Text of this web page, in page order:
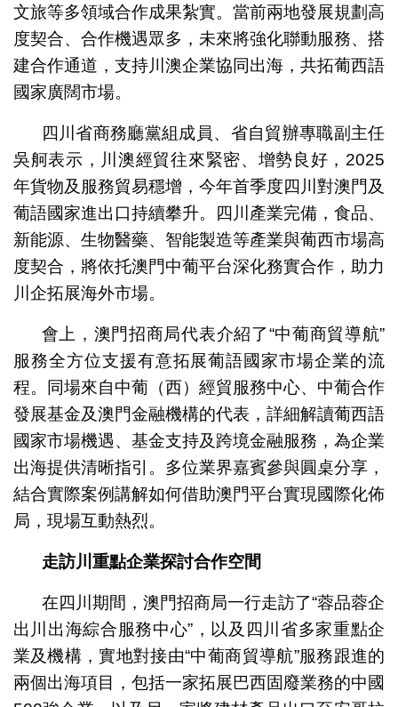
文旅等多領域合作成果紮實。當前兩地發展規劃高
度契合、合作機遇眾多，未來將強化聯動服務、搭
建合作通道，支持川澳企業協同出海，共拓葡西語
國家廣闊市場。
四川省商務廳黨組成員、省自貿辦專職副主任
吳舸表示，川澳經貿往來緊密、增勢良好，2025
年貨物及服務貿易穩增，今年首季度四川對澳門及
葡語國家進出口持續攀升。四川產業完備，食品、
新能源、生物醫藥、智能製造等產業與葡西市場高
度契合，將依托澳門中葡平台深化務實合作，助力
川企拓展海外市場。
會上，澳門招商局代表介紹了“中葡商貿導航”
服務全方位支援有意拓展葡語國家市場企業的流
程。同場來自中葡（西）經貿服務中心、中葡合作
發展基金及澳門金融機構的代表，詳細解讀葡西語
國家市場機遇、基金支持及跨境金融服務，為企業
出海提供清晰指引。多位業界嘉賓參與圓桌分享，
結合實際案例講解如何借助澳門平台實現國際化佈
局，現場互動熱烈。
走訪川重點企業探討合作空間
在四川期間，澳門招商局一行走訪了“蓉品蓉企
出川出海綜合服務中心”，以及四川省多家重點企
業及機構，實地對接由“中葡商貿導航”服務跟進的
兩個出海項目，包括一家拓展巴西固廢業務的中國